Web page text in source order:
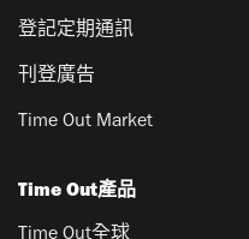
登記定期通訊
刊登廣告
Time Out Market
Time Out產品